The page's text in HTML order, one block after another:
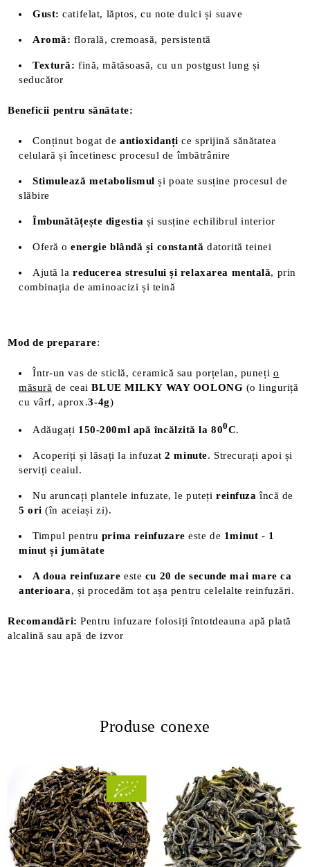
Gust: catifelat, lăptos, cu note dulci și suave
Aromă: florală, cremoasă, persistentă
Textură: fină, mătăsoasă, cu un postgust lung și
seducător
Beneficii pentru sănătate:
Conținut bogat deantioxidanți ce sprijină sănătatea
celulară și încetinesc procesul de îmbătrânire
Stimulează metabolismul și poate susține procesul de
slăbire
Îmbunătățește digestia și susține echilibrul interior
Oferă oenergie blândă și constantă datorită teinei
Ajută lareducerea stresului și relaxarea mentală, prin
combinația de aminoacizi și teină
Mod de preparare:
Într-un vas de sticlă, ceramică sau porțelan, puneți o
măsură de ceaiBLUE MILKY WAY OOLONG (o linguriță
cu vârf, aprox.3-4g)
Adăugați 150-200ml apă încălzită la 800C.
Acoperiți și lăsați la infuzat2 minute. Strecurați apoi și
serviți ceaiul.
Nu aruncați plantele infuzate, le puteți reinfuzaîncă de
5 ori (în aceiași zi).
Timpul pentru prima reinfuzareeste de 1minut - 1
minut și jumătate
A doua reinfuzare este cu 20 de secunde mai mare ca
anterioara, și procedăm tot așa pentru celelalte reinfuzări.
Recomandări: Pentru infuzare folosiți întotdeauna apă plată
alcalină sau apă de izvor
Produse conexe